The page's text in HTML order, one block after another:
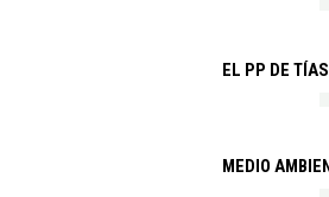
EL PP DE
MEDIO